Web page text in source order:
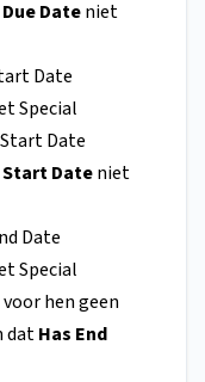
Dateniet
Date
Special
Date
Start Dateniet
Date
Special
hen geen
datHas End